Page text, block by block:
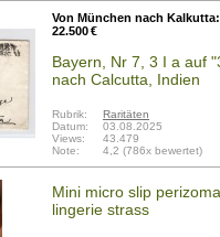
Von München nach
22.500 €
Bayern, Nr 7, 3 I a auf
nach Calcutta, Indien
Rubrik:
Raritäten
Datum:
03.08.2025
Views:
43.479
Note:
4,2 (786x bewertet)
Mini micro slip
lingerie strass